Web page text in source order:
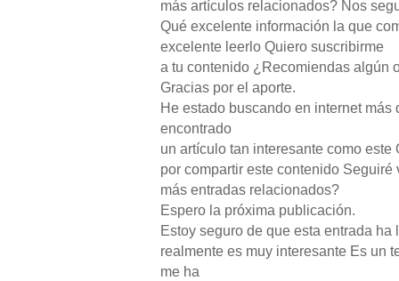
más artículos relacionados? Nos
Qué excelente información la que
excelente leerlo Quiero suscribirme
a tu contenido ¿Recomiendas algún
Gracias por el aporte.
He estado buscando en internet más
encontrado
un artículo tan interesante como este
por compartir este contenido
más entradas relacionados?
Espero la próxima publicación.
Estoy seguro de que esta entrada
realmente es muy interesante Es un
me ha